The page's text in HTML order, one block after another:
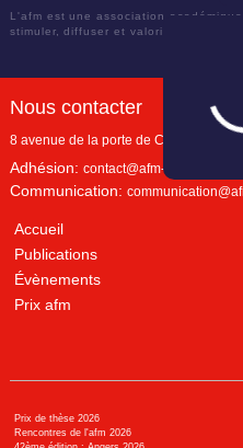
L'afm est une association
stimuler, diffuser et valoriser le savoir
Nous contacter
8 avenue de la porte de Champerret
Adhésion: contact@afm-marketing.org
Communication:
Accueil
Publications
Évènements
Prix afm
Prix de thèse 2026
Rencontres de l'afm 2026